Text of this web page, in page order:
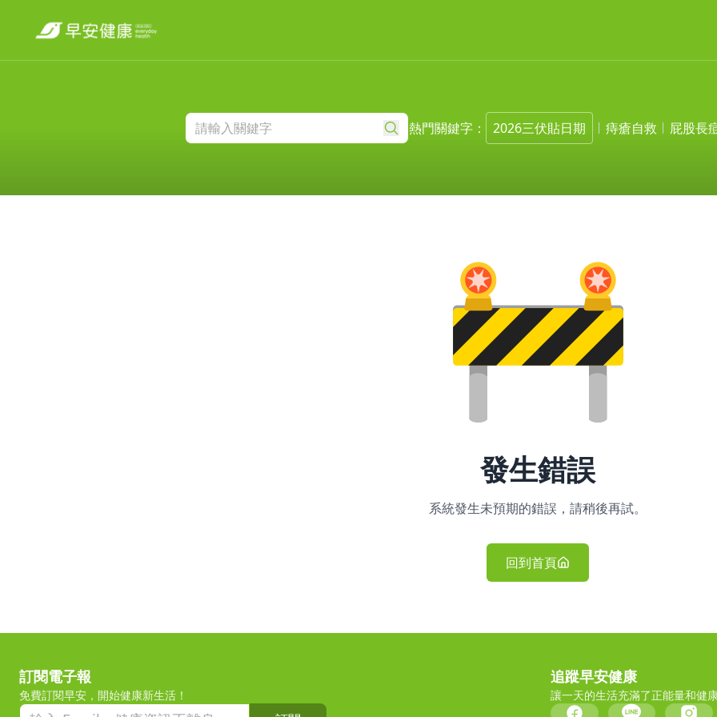
熱門關鍵字： 2026三伏貼日期 痔瘡自救 屁股長
發生錯誤
系統發生未預期的錯誤，請稍後再試。
回到首頁
訂閱電子報
免費訂閱早安，開始健康新生活！
追蹤早安健康
讓一天的生活充滿了正能量和健